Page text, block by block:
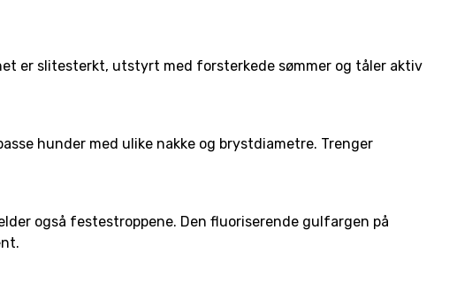
er slitesterkt, utstyrt med forsterkede sømmer og tåler aktiv
hunder med ulike nakke og brystdiametre. Trenger
også festestroppene. Den fluoriserende gulfargen på